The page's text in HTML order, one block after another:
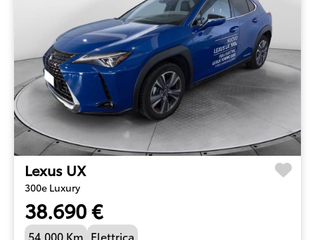
Lexus UX
300e Luxury
38.690 €
54.000 Km Elettrica